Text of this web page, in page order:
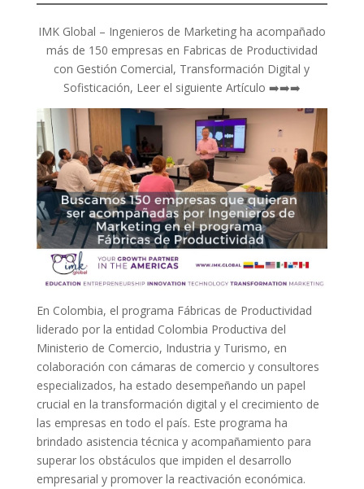
IMK Global – Ingenieros de Marketing ha acompañado
más de 150 empresas en Fabricas de Productividad
con Gestión Comercial, Transformación Digital y
Sofisticación, Leer el siguiente Artículo ➡️➡️➡️
En Colombia, el programa Fábricas de Productividad
liderado por la entidad Colombia Productiva del
Ministerio de Comercio, Industria y Turismo, en
colaboración con cámaras de comercio y consultores
especializados, ha estado desempeñando un papel
crucial en la transformación digital y el crecimiento de
las empresas en todo el país. Este programa ha
brindado asistencia técnica y acompañamiento para
superar los obstáculos que impiden el desarrollo
empresarial y promover la reactivación económica.